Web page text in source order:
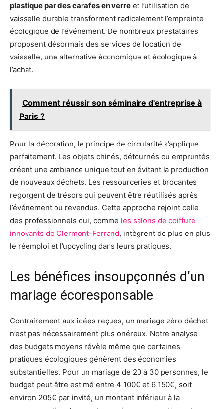
plastique par des carafes en verre et l’utilisation de
vaisselle durable transforment radicalement l’empreinte
écologique de l’événement. De nombreux prestataires
proposent désormais des services de location de
vaisselle, une alternative économique et écologique à
l’achat.
Comment réussir son séminaire d'entreprise à
Paris ?
Pour la décoration, le principe de circularité s’applique
parfaitement. Les objets chinés, détournés ou empruntés
créent une ambiance unique tout en évitant la production
de nouveaux déchets. Les ressourceries et brocantes
regorgent de trésors qui peuvent être réutilisés après
l’événement ou revendus. Cette approche rejoint celle
des professionnels qui, comme les salons de coiffure
innovants de Clermont-Ferrand, intègrent de plus en plus
le réemploi et l’upcycling dans leurs pratiques.
Les bénéfices insoupçonnés d’un
mariage écoresponsable
Contrairement aux idées reçues, un mariage zéro déchet
n’est pas nécessairement plus onéreux. Notre analyse
des budgets moyens révèle même que certaines
pratiques écologiques génèrent des économies
substantielles. Pour un mariage de 20 à 30 personnes, le
budget peut être estimé entre 4 100€ et 6 150€, soit
environ 205€ par invité, un montant inférieur à la